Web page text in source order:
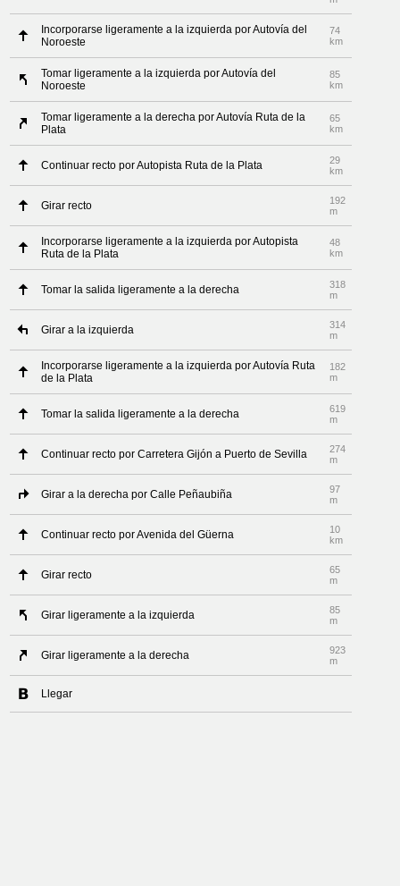
Incorporarse ligeramente a la izquierda por Autovía del
Noroeste
74
km
Tomar ligeramente a la izquierda por Autovía del
Noroeste
85
km
Tomar ligeramente a la derecha por Autovía Ruta de la
Plata
65
km
Continuar recto por Autopista Ruta de la Plata
29
km
Girar recto
192
m
Incorporarse ligeramente a la izquierda por Autopista
Ruta de la Plata
48
km
Tomar la salida ligeramente a la derecha
318
m
Girar a la izquierda
314
m
Incorporarse ligeramente a la izquierda por Autovía Ruta
de la Plata
182
m
Tomar la salida ligeramente a la derecha
619
m
Continuar recto por Carretera Gijón a Puerto de Sevilla
274
m
Girar a la derecha por Calle Peñaubiña
97
m
Continuar recto por Avenida del Güerna
10
km
Girar recto
65
m
Girar ligeramente a la izquierda
85
m
Girar ligeramente a la derecha
923
m
Llegar